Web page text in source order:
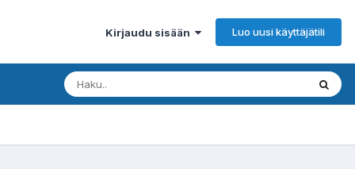
Kirjaudu sisään Luo uusi käyttäjätili